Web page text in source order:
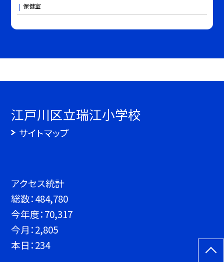
保健室
江戸川区立瑞江小学校
サイトマップ
アクセス統計
総数：484,780
今年度：70,317
今月：2,805
本日：234